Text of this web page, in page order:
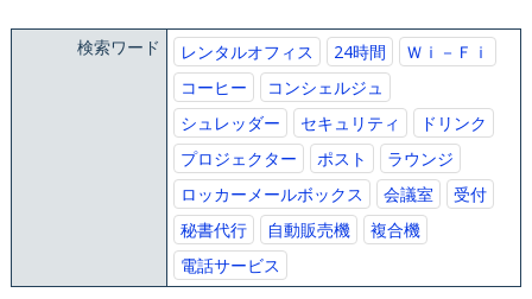
検索ワード レンタルオフィス 24時間
Ｗｉ－Ｆｉ
コーヒー
コンシェルジュ
シュレッダー
セキュリティ
ドリンク
プロジェクター
ポスト
ラウンジ
ロッカーメールボックス
会議室
受付
秘書代行
自動販売機
複合機
電話サービス